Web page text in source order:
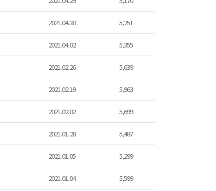
2021.04.30 5,251
2021.04.02 5,355
2021.02.26 5,639
2021.02.19 5,963
2021.02.02 5,699
2021.01.28 5,487
2021.01.05 5,299
2021.01.04 5,599